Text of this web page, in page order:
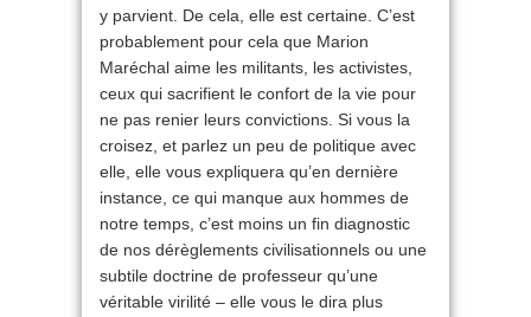
y parvient. De cela, elle est certaine. C’est
probablement pour cela que Marion
Maréchal aime les militants, les activistes,
ceux qui sacrifient le confort de la vie pour
ne pas renier leurs convictions. Si vous la
croisez, et parlez un peu de politique avec
elle, elle vous expliquera qu’en dernière
instance, ce qui manque aux hommes de
notre temps, c’est moins un fin diagnostic
de nos dérèglements civilisationnels ou une
subtile doctrine de professeur qu’une
véritable virilité – elle vous le dira plus